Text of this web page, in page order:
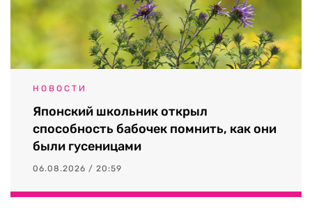
НОВОСТИ
Японский школьник открыл
способность бабочек помнить, как они
были гусеницами
06.08.2026 / 20:59